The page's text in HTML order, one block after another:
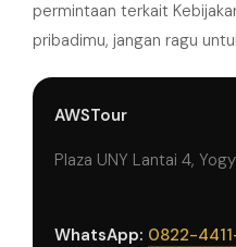
permintaan terkait
pribadimu, jangan ragu
AWSTour
Plaza UNY Lantai 4,
WhatsApp: 0822-